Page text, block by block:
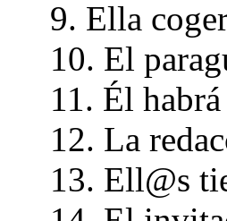
9. Ella
10. El
11. Él
12. La
13. Ell@s